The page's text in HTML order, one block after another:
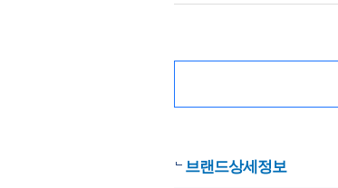
브랜드상세정보